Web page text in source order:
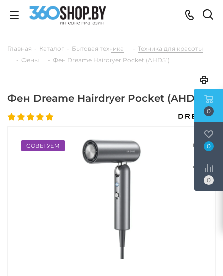
Главная - Каталог - Бытовая техника - Техника для красоты
- Фены - Фен Dreame Hairdryer Pocket (AHD51)
Фен Dreame Hairdryer Pocket (AHD51)
СОВЕТУЕМ
0
0
0